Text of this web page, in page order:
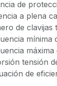
de
a plena
de clavijas
mínima
máxima
tensión
de